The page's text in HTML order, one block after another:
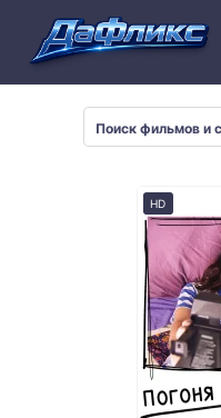
HD